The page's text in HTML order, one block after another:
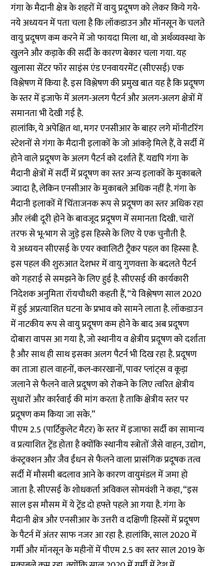
गंगा के मैदानी क्षेत्र के शहरों में वायु प्रदूषण को लेकर किये गये-
नये अध्ययन में पता चला है कि लॉकडाउन और मॉनसून के चलते
वायु प्रदूषण कम करने में जो फायदा मिला था, वो अर्थव्यवस्था के
खुलने और कड़ाके की सर्दी के कारण बेकार चला गया. यह
खुलासा सेंटर फॉर साइंस एंड एनवायरमेंट (सीएसई) एक
विश्लेषण में किया है. इस विश्लेषण की प्रमुख बात यह है कि प्रदूषण
के स्तर में इजाफे में अलग-अलग पैटर्न और अलग-अलग क्षेत्रों में
समानता भी देखी गई है.
हालांकि, ये अपेक्षित था, मगर एनसीआर के बाहर लगे मॉनीटरिंग
स्टेशनों से गंगा के मैदानी इलाकों के जो आंकड़े मिले हैं, वे सर्दी में
होने वाले प्रदूषण के अलग पैटर्न को दर्शाते हैं. यद्यपि गंगा के
मैदानी क्षेत्रों में सर्दी में प्रदूषण का स्तर अन्य इलाकों के मुकाबले
ज्यादा है, लेकिन एनसीआर के मुकाबले अधिक नहीं है. गंगा के
मैदानी इलाकों में चिंताजनक रूप से प्रदूषण का स्तर अधिक रहा
और लंबी दूरी होने के बावजूद प्रदूषण में समानता दिखी. चारों
तरफ से भू-भाग से जुड़े इस हिस्से के लिए ये एक चुनौती है.
ये अध्ययन सीएसई के एयर क्वालिटी ट्रैकर पहल का हिस्सा है.
इस पहल की शुरुआत देशभर में वायु गुणवत्ता के बदलते पैटर्न
को गहराई से समझने के लिए हुई है. सीएसई की कार्यकारी
निदेशक अनुमिता रॉयचौधरी कहती हैं, “ये विश्लेषण साल 2020
में हुई अप्रत्याशित घटना के प्रभाव को सामने लाता है. लॉकडाउन
में नाटकीय रूप से वायु प्रदूषण कम होने के बाद अब प्रदूषण
दोबारा वापस आ गया है, जो स्थानीय व क्षेत्रीय प्रदूषण को दर्शाता
है और साथ ही साथ इसका अलग पैटर्न भी दिख रहा है. प्रदूषण
का ताजा हाल वाहनों, कल-कारखानों, पावर प्लांट्स व कूड़ा
जलाने से फैलने वाले प्रदूषण को रोकने के लिए त्वरित क्षेत्रीय
सुधारों और कार्रवाई की मांग करता है ताकि क्षेत्रीय स्तर पर
प्रदूषण कम किया जा सके.”
पीएम 2.5 (पार्टिकुलेट मैटर) के स्तर में इजाफा सर्दी का सामान्य
व प्रत्याशित ट्रेंड होता है क्योंकि स्थानीय स्त्रोतों जैसे वाहन, उद्योग,
कंस्ट्रक्शन और जैव ईंधन से फैलने वाला प्रासंगिक प्रदूषक तत्व
सर्दी में मौसमी बदलाव आने के कारण वायुमंडल में जमा हो
जाता है. सीएसई के शोधकर्ता अविकल सोमवंशी ने कहा, “इस
साल इस मौसम में ये ट्रेंड दो हफ्ते पहले आ गया है. गंगा के
मैदानी क्षेत्र और एनसीआर के उत्तरी व दक्षिणी हिस्सों में प्रदूषण
के पैटर्न में अंतर साफ नजर आ रहा है. हालांकि, साल 2020 में
गर्मी और मॉनसून के महीनों में पीएम 2.5 का स्तर साल 2019 के